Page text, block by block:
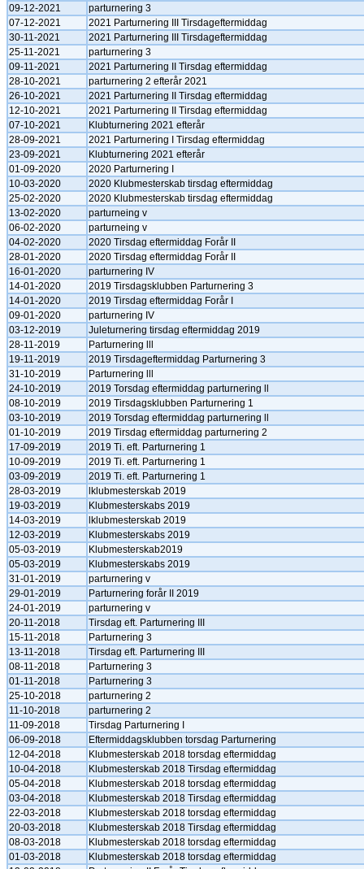
09-12-2021
parturnering 3
07-12-2021
2021 Parturnering III Tirsdageftermiddag
30-11-2021
2021 Parturnering III Tirsdageftermiddag
25-11-2021
parturnering 3
09-11-2021
2021 Parturnering II Tirsdag eftermiddag
28-10-2021
parturnering 2 efterår 2021
26-10-2021
2021 Parturnering II Tirsdag eftermiddag
12-10-2021
2021 Parturnering II Tirsdag eftermiddag
07-10-2021
Klubturnering 2021 efterår
28-09-2021
2021 Parturnering I Tirsdag eftermiddag
23-09-2021
Klubturnering 2021 efterår
01-09-2020
2020 Parturnering I
10-03-2020
2020 Klubmesterskab tirsdag eftermiddag
25-02-2020
2020 Klubmesterskab tirsdag eftermiddag
13-02-2020
parturneing v
06-02-2020
parturneing v
04-02-2020
2020 Tirsdag eftermiddag Forår II
28-01-2020
2020 Tirsdag eftermiddag Forår II
16-01-2020
parturnering IV
14-01-2020
2019 Tirsdagsklubben Parturnering 3
14-01-2020
2019 Tirsdag eftermiddag Forår I
09-01-2020
parturnering IV
03-12-2019
Juleturnering tirsdag eftermiddag 2019
28-11-2019
Parturnering lll
19-11-2019
2019 Tirsdageftermiddag Parturnering 3
31-10-2019
Parturnering lll
24-10-2019
2019 Torsdag eftermiddag parturnering ll
08-10-2019
2019 Tirsdagsklubben Parturnering 1
03-10-2019
2019 Torsdag eftermiddag parturnering ll
01-10-2019
2019 Tirsdag eftermiddag parturnering 2
17-09-2019
2019 Ti. eft. Parturnering 1
10-09-2019
2019 Ti. eft. Parturnering 1
03-09-2019
2019 Ti. eft. Parturnering 1
28-03-2019
lklubmesterskab 2019
19-03-2019
Klubmesterskabs 2019
14-03-2019
lklubmesterskab 2019
12-03-2019
Klubmesterskabs 2019
05-03-2019
Klubmesterskab2019
05-03-2019
Klubmesterskabs 2019
31-01-2019
parturnering v
29-01-2019
Parturnering forår II 2019
24-01-2019
parturnering v
20-11-2018
Tirsdag eft. Parturnering III
15-11-2018
Parturnering 3
13-11-2018
Tirsdag eft. Parturnering III
08-11-2018
Parturnering 3
01-11-2018
Parturnering 3
25-10-2018
parturnering 2
11-10-2018
parturnering 2
11-09-2018
Tirsdag Parturnering I
06-09-2018
Eftermiddagsklubben torsdag Parturnering
12-04-2018
Klubmesterskab 2018 torsdag eftermiddag
10-04-2018
Klubmesterskab 2018 Tirsdag eftermiddag
05-04-2018
Klubmesterskab 2018 torsdag eftermiddag
03-04-2018
Klubmesterskab 2018 Tirsdag eftermiddag
22-03-2018
Klubmesterskab 2018 torsdag eftermiddag
20-03-2018
Klubmesterskab 2018 Tirsdag eftermiddag
08-03-2018
Klubmesterskab 2018 torsdag eftermiddag
01-03-2018
Klubmesterskab 2018 torsdag eftermiddag